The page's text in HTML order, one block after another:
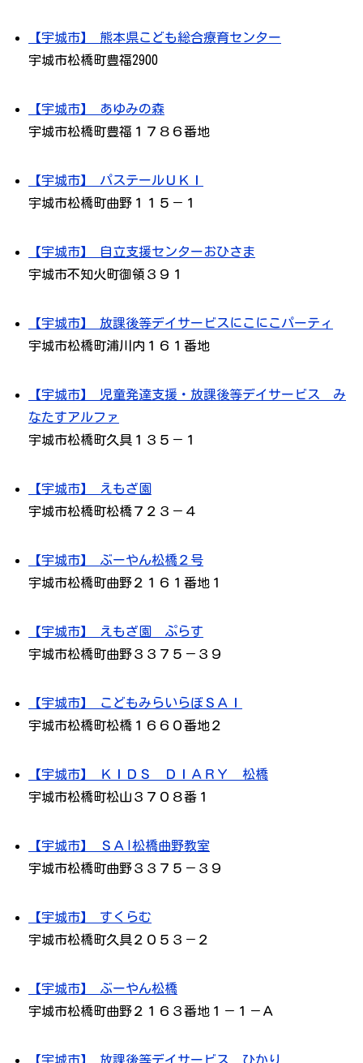
【宇城市】 熊本県こども総合療育センター
宇城市松橋町豊福2900
【宇城市】 あゆみの森
宇城市松橋町豊福１７８６番地
【宇城市】 パステールＵＫＩ
宇城市松橋町曲野１１５－１
【宇城市】 自立支援センターおひさま
宇城市不知火町御領３９１
【宇城市】 放課後等デイサービスにこにこパーティ
宇城市松橋町浦川内１６１番地
【宇城市】 児童発達支援・放課後等デイサービス み
なたすアルファ
宇城市松橋町久具１３５－１
【宇城市】 えもざ園
宇城市松橋町松橋７２３－４
【宇城市】 ぶーやん松橋２号
宇城市松橋町曲野２１６１番地１
【宇城市】 えもざ園 ぷらす
宇城市松橋町曲野３３７５－３９
【宇城市】 こどもみらいらぼＳＡＩ
宇城市松橋町松橋１６６０番地２
【宇城市】 ＫＩＤＳ ＤＩＡＲＹ 松橋
宇城市松橋町松山３７０８番１
【宇城市】 ＳＡI松橋曲野教室
宇城市松橋町曲野３３７５－３９
【宇城市】 すくらむ
宇城市松橋町久具２０５３－２
【宇城市】 ぶーやん松橋
宇城市松橋町曲野２１６３番地１－１－Ａ
【宇城市】 放課後等デイサービス ひかり